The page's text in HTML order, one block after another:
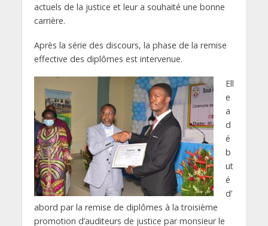
actuels de la justice et leur a souhaité une bonne
carrière.
Après la série des discours, la phase de la remise
effective des diplômes est intervenue.
Ell
e
a
d
é
b
ut
é
d’
abord par la remise de diplômes à la troisième
promotion d’auditeurs de justice par monsieur le